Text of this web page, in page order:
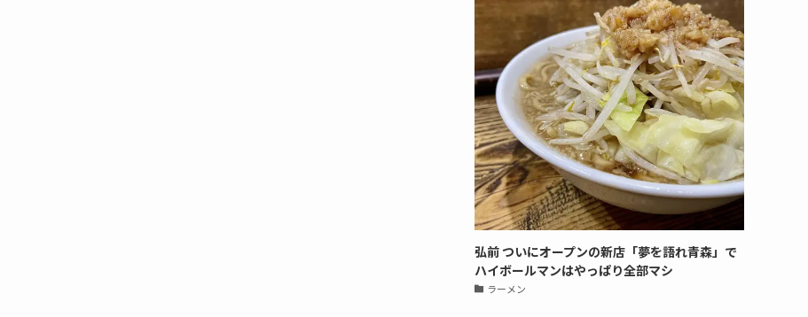
弘前 ついにオープンの新店「夢を語れ青森」で
ハイボールマンはやっぱり全部マシ
ラーメン